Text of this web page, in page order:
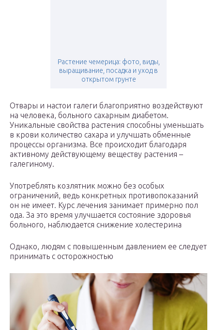
Растение чемерица: фото, виды,
выращивание, посадка и уход в
открытом грунте
Отвары и настои галеги благоприятно воздействуют
на человека, больного сахарным диабетом.
Уникальные свойства растения способны уменьшать
в крови количество сахара и улучшать обменные
процессы организма. Все происходит благодаря
активному действующему веществу растения –
галегиному.
Употреблять козлятник можно без особых
ограничений, ведь конкретных противопоказаний
он не имеет. Курс лечения занимает примерно пол
ода. За это время улучшается состояние здоровья
больного, наблюдается снижение холестерина
Однако, людям с повышенным давлением ее следует
принимать с осторожностью